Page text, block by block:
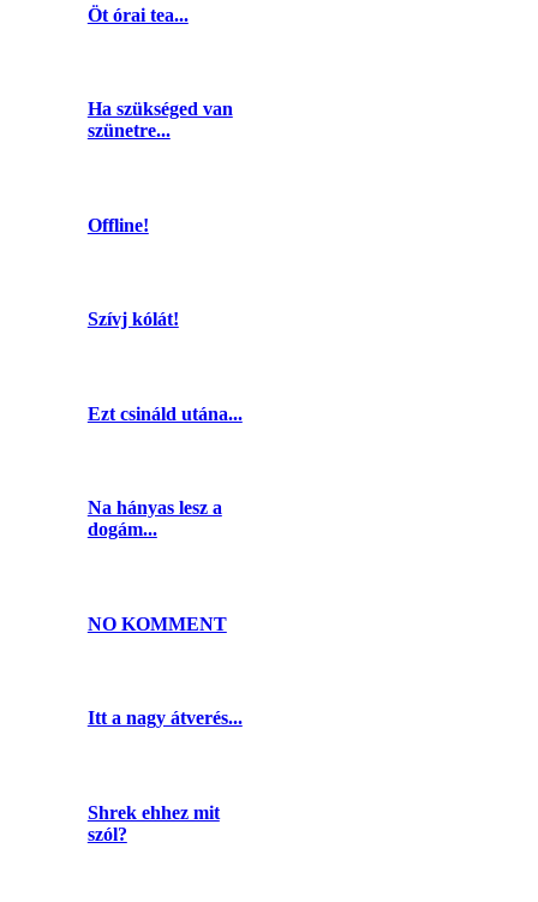
Öt órai tea...
Ha szükséged van
szünetre...
Offline!
Szívj kólát!
Ezt csináld utána...
Na hányas lesz a
dogám...
NO KOMMENT
Itt a nagy átverés...
Shrek ehhez mit
szól?